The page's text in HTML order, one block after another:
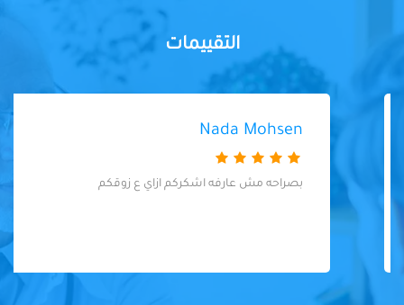
التقييمات
Nada Mohsen
بصراحه مش عارفه اشكركم ازاي ع زوقكم